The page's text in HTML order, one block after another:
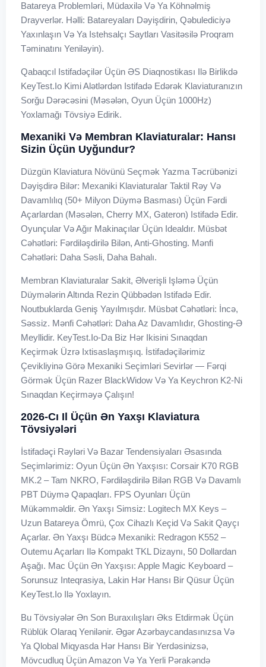
Batareya Problemləri, Müdaxilə Və Ya Köhnəlmiş
Drayverlər. Həlli: Batareyaları Dəyişdirin, Qəbulediciyə
Yaxınlaşın Və Ya Istehsalçı Saytları Vasitəsilə Proqram
Təminatını Yeniləyin).
Qabaqcıl Istifadəçilər Üçün ƏS Diaqnostikası Ilə Birlikdə
KeyTest.io Kimi Alətlərdən Istifadə Edərək Klaviaturanızın
Sorğu Dərəcəsini (məsələn, Oyun Üçün 1000Hz)
Yoxlamağı Tövsiyə Edirik.
Mexaniki Və Membran Klaviaturalar: Hansı
Sizin Üçün Uyğundur?
Düzgün Klaviatura Növünü Seçmək Yazma Təcrübənizi
Dəyişdirə Bilər: Mexaniki Klaviaturalar Taktil Rəy Və
Davamlılıq (50+ Milyon Düymə Basması) Üçün Fərdi
Açarlardan (məsələn, Cherry MX, Gateron) Istifadə Edir.
Oyunçular Və Ağır Makinaçılar Üçün Idealdır. Müsbət
Cəhətləri: Fərdiləşdirilə Bilən, Anti-Ghosting. Mənfi
Cəhətləri: Daha Səsli, Daha Bahalı.
Membran Klaviaturalar Sakit, Əlverişli Işləmə Üçün
Düymələrin Altında Rezin Qübbədən Istifadə Edir.
Noutbuklarda Geniş Yayılmışdır. Müsbət Cəhətləri: İncə,
Səssiz. Mənfi Cəhətləri: Daha Az Davamlıdır, Ghosting-Ə
Meyllidir. KeyTest.io-Da Biz Hər Ikisini Sınaqdan
Keçirmək Üzrə Ixtisaslaşmışıq. İstifadəçilərimiz
Çevikliyinə Görə Mexaniki Seçimləri Sevirlər — Fərqi
Görmək Üçün Razer BlackWidow Və Ya Keychron K2-Ni
Sınaqdan Keçirməyə Çalışın!
2026-Cı Il Üçün Ən Yaxşı Klaviatura
Tövsiyələri
İstifadəçi Rəyləri Və Bazar Tendensiyaları Əsasında
Seçimlərimiz: Oyun Üçün Ən Yaxşısı: Corsair K70 RGB
MK.2 – Tam NKRO, Fərdiləşdirilə Bilən RGB Və Davamlı
PBT Düymə Qapaqları. FPS Oyunları Üçün
Mükəmməldir. Ən Yaxşı Simsiz: Logitech MX Keys –
Uzun Batareya Ömrü, Çox Cihazlı Keçid Və Sakit Qayçı
Açarlar. Ən Yaxşı Büdcə Mexaniki: Redragon K552 –
Outemu Açarları Ilə Kompakt TKL Dizaynı, 50 Dollardan
Aşağı. Mac Üçün Ən Yaxşısı: Apple Magic Keyboard –
Sorunsuz Inteqrasiya, Lakin Hər Hansı Bir Qüsur Üçün
KeyTest.io Ilə Yoxlayın.
Bu Tövsiyələr Ən Son Buraxılışları Əks Etdirmək Üçün
Rüblük Olaraq Yenilənir. Əgər Azərbaycandasınızsa Və
Ya Qlobal Miqyasda Hər Hansı Bir Yerdəsinizsə,
Mövcudluq Üçün Amazon Və Ya Yerli Pərakəndə